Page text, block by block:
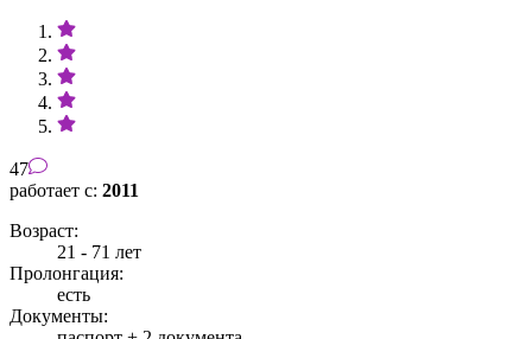
47
работает с: 2011
Возраст:
21 - 71 лет
Пролонгация:
есть
Документы: